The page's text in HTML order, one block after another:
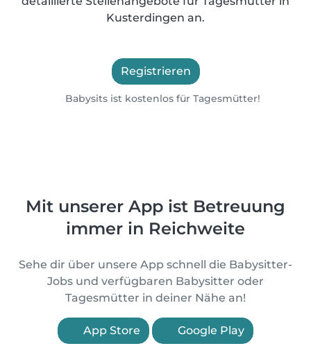
Kusterdingen an.
Registrieren
Babysits ist kostenlos für Tagesmütter!
Mit unserer App ist Betreuung
immer in Reichweite
Sehe dir über unsere App schnell die Babysitter-
Jobs und verfügbaren Babysitter oder
Tagesmütter in deiner Nähe an!
App Store Google Play